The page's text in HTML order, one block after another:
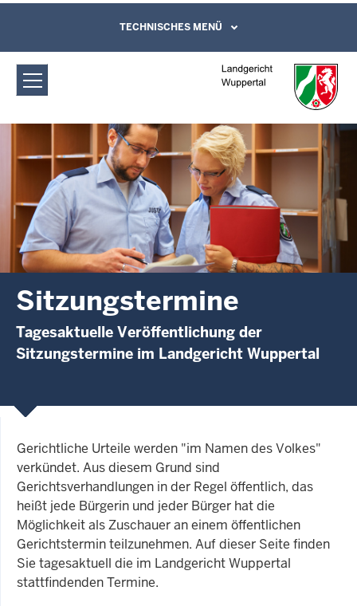
Landgericht Wuppertal:
Sitzungstermine
Direkt zum Inhalt
Leichte Sprache, Gebärdensprachenvideo
und Kontaktformular
TECHNISCHES MENÜ
Sitzungstermine
Tagesaktuelle Veröffentlichung der
Sitzungstermine im Landgericht Wuppertal
Gerichtliche Urteile werden "im Namen des Volkes"
verkündet. Aus diesem Grund sind
Gerichtsverhandlungen in der Regel öffentlich, das
heißt jede Bürgerin und jeder Bürger hat die
Möglichkeit als Zuschauer an einem öffentlichen
Gerichtstermin teilzunehmen. Auf dieser Seite finden
Sie tagesaktuell die im Landgericht Wuppertal
stattfindenden Termine.